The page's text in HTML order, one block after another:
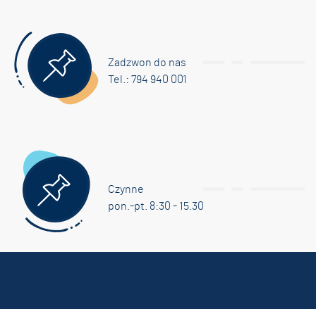
Zadzwon do nas
Tel.: 794 940 001
Czynne
pon.-pt. 8:30 - 15.30